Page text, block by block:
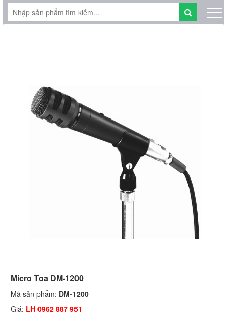
Micro Toa DM-1200
Mã sản phẩm: DM-1200
Giá: LH 0962 887 951